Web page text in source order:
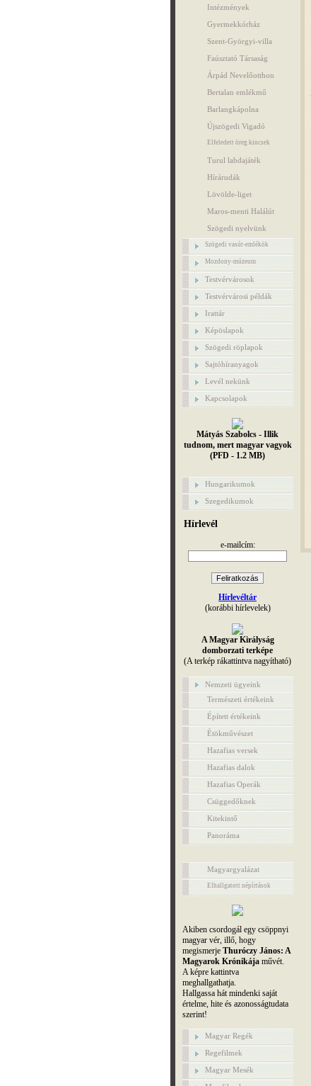
Intézmények
Gyermekkórház
Szent-Györgyi-villa
Faúsztató Társaság
Árpád Nevelőotthon
Bertalan emlékmű
Barlangkápolna
Újszögedi Vigadó
Elfeledett öreg kincsek
Turul labdajáték
Hírárudák
Lövölde-liget
Maros-menti Halálút
Szögedi nyelvünk
Szögedi vasút-emlékök
Mozdony-múzeum
Testvérvárosok
Testvérvárosi példák
Irattár
Képöslapok
Szögedi röplapok
Sajtóhíranyagok
Levél nekünk
Kapcsolapok
Mátyás Szabolcs - Illik
tudnom, mert magyar vagyok
(PFD - 1.2 MB)
Hungarikumok
Szegedikumok
Hírlevél
e-mailcím:
Hírlevéltár
(korábbi hírlevelek)
A Magyar Királyság
domborzati terképe
(A terkép rákattintva nagyítható)
Nemzeti ügyeink
Természeti értékeink
Épített értékeink
Étökművészet
Hazafias versek
Hazafias dalok
Hazafias Operák
Csüggedőknek
Kitekintő
Panoráma
Magyargyalázat
Elhallgatott népírtások
Akiben csordogál egy csöppnyi
magyar vér, illő, hogy
megismerje Thuróczy János: A
Magyarok Krónikájaművét.
A képre kattintva
meghallgathatja.
Hallgassa hát mindenki saját
értelme, hite és azonosságtudata
szerint!
Magyar Regék
Regefilmek
Magyar Mesék